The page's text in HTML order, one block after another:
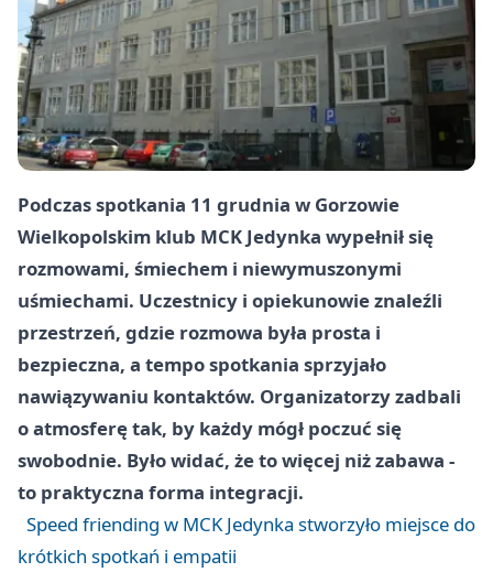
Podczas spotkania 11 grudnia w Gorzowie
Wielkopolskim klub MCK Jedynka wypełnił się
rozmowami, śmiechem i niewymuszonymi
uśmiechami. Uczestnicy i opiekunowie znaleźli
przestrzeń, gdzie rozmowa była prosta i
bezpieczna, a tempo spotkania sprzyjało
nawiązywaniu kontaktów. Organizatorzy zadbali
o atmosferę tak, by każdy mógł poczuć się
swobodnie. Było widać, że to więcej niż zabawa -
to praktyczna forma integracji.
Speed friending w MCK Jedynka stworzyło miejsce do
krótkich spotkań i empatii